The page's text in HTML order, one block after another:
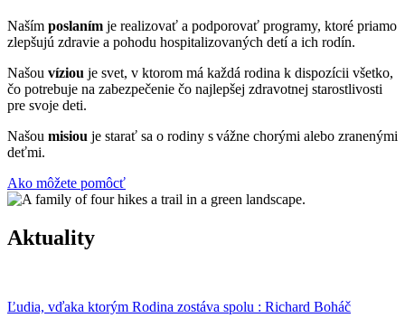
Naším poslaním je realizovať a podporovať programy, ktoré priamo
zlepšujú zdravie a pohodu hospitalizovaných detí a ich rodín.
Našou víziou je svet, v ktorom má každá rodina k dispozícii všetko,
čo potrebuje na zabezpečenie čo najlepšej zdravotnej starostlivosti
pre svoje deti.
Našou misiou je starať sa o rodiny s vážne chorými alebo zranenými
deťmi.
Ako môžete pomôcť
Aktuality
Ľudia, vďaka ktorým Rodina zostáva spolu : Richard Boháč